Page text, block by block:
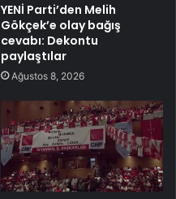
YENİ Parti’den Melih
Gökçek’e olay bağış
cevabı: Dekontu
paylaştılar
Ağustos 8, 2026